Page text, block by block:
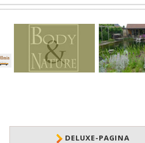
DELUXE-PAGINA